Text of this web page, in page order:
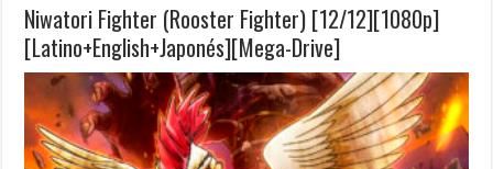
Niwatori Fighter (Rooster Fighter) [12/12][1080p]
[Latino+English+Japonés][Mega-Drive]